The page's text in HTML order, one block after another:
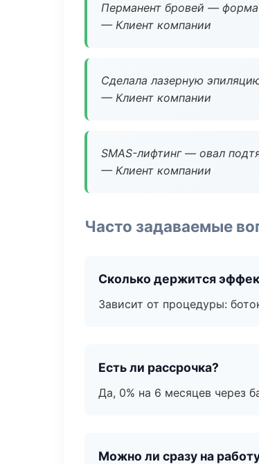
Перманент бровей — форма
— Клиент компании
Сделала лазерную
— Клиент компании
SMAS-лифтинг — овал
— Клиент компании
Часто задаваемые
Сколько держится
Зависит от процедуры:
Есть ли рассрочка?
Да, 0% на 6 месяцев через
Можно ли сразу на